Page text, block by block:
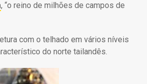
, “o reino de milhões de campos de
com o telhado em vários níveis
do norte tailandês.